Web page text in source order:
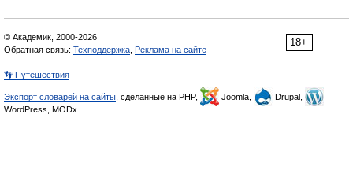
18+
© Академик, 2000-2026
Обратная связь: Техподдержка Реклама на сайте
👣 Путешествия
Экспорт словарей на сайты , сделанные на PHP, Joomla,
Drupal,
WordPress, MODx.